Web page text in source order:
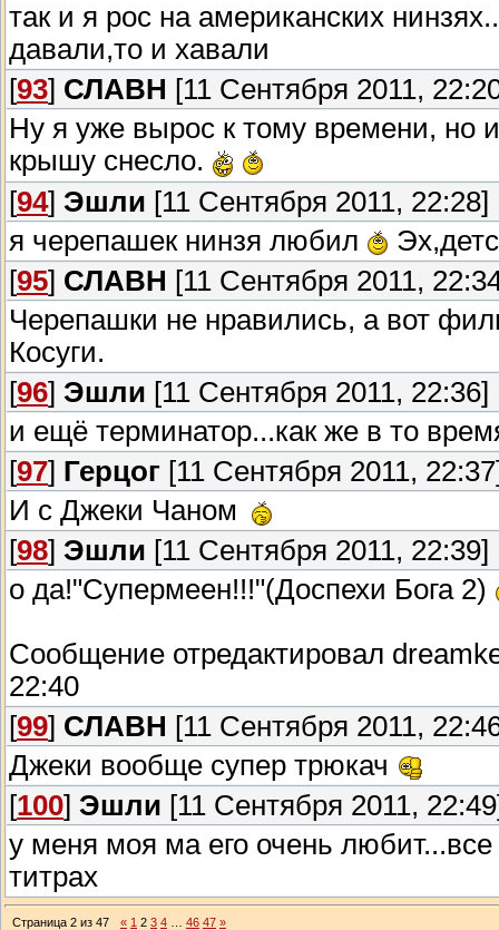
так и я рос на американских
давали,то и хавали
[93] СЛАВН [11 Сентября 2011,
Ну я уже вырос к тому времени, но
крышу снесло.
[94] Эшли [11 Сентября 2011, 22:28]
я черепашек нинзя любил
[95] СЛАВН [11 Сентября 2011,
Черепашки не нравились, а вот
Косуги.
[96] Эшли [11 Сентября 2011, 22:36]
и ещё терминатор...как же в то
[97] Герцог [11 Сентября 2011,
И с Джеки Чаном
[98] Эшли [11 Сентября 2011, 22:39]
о да!"Супермеен!!!"(Доспехи Бога 2)
Сообщение отредактировал
22:40
[99] СЛАВН [11 Сентября 2011,
Джеки вообще супер трюкач
[100] Эшли [11 Сентября 2011,
у меня моя ма его очень
титрах
Страница 2 из 47 « 1 2 3 4 46 47 »